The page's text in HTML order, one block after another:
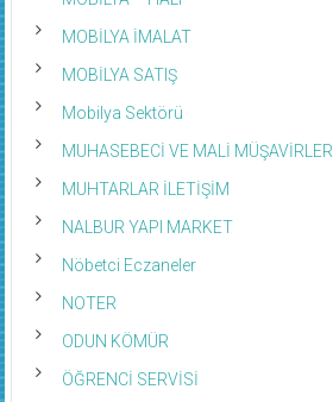
MOBİLYA İMALAT
MOBİLYA SATIŞ
Mobilya Sektörü
MUHASEBECİ VE MALİ MÜŞAVİRLER
MUHTARLAR İLETİŞİM
NALBUR YAPI MARKET
Nöbetci Eczaneler
NOTER
ODUN KÖMÜR
ÖĞRENCİ SERVİSİ